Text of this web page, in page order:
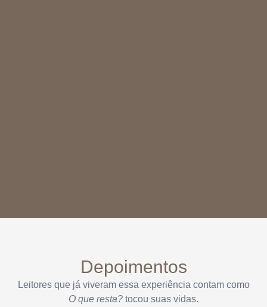
Depoimentos
Leitores que já viveram essa experiência contam como
O que resta? tocou suas vidas.